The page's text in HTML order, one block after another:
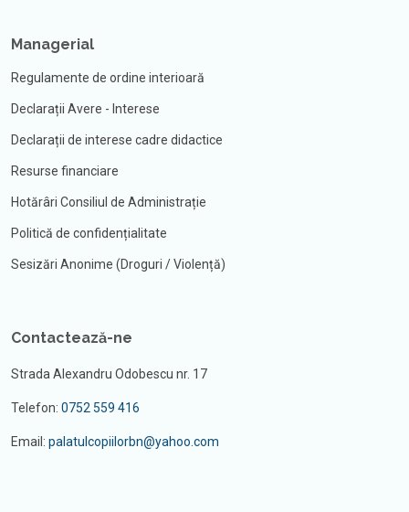
Managerial
Regulamente de ordine interioară
Declarații Avere - Interese
Declarații de interese cadre didactice
Resurse financiare
Hotărâri Consiliul de Administrație
Politică de confidențialitate
Sesizări Anonime (Droguri / Violență)
Contactează-ne
Strada Alexandru Odobescu nr. 17
Telefon: 0752 559 416
Email: palatulcopiilorbn@yahoo.com